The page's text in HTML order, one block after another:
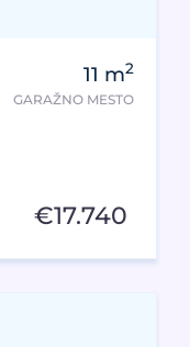
11 m2
GARAŽNO MESTO
€17.740